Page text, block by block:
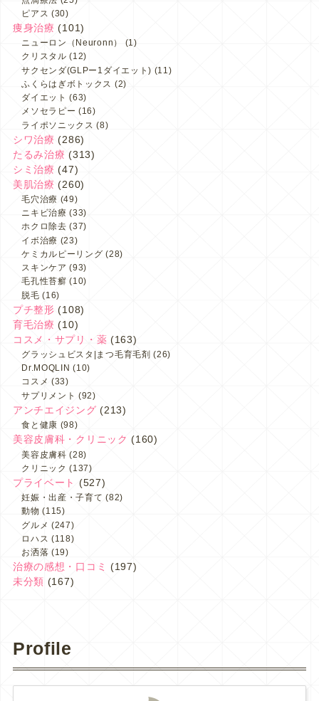
ピアス (30)
痩身治療 (101)
ニューロン（Neuronn）
(1)
クリスタル (12)
サクセンダ(GLPー1ダイエット) (11)
ふくらはぎボトックス (2)
ダイエット (63)
メソセラピー (16)
ライポソニックス (8)
シワ治療 (286)
たるみ治療 (313)
シミ治療 (47)
美肌治療 (260)
毛穴治療 (49)
ニキビ治療 (33)
ホクロ除去 (37)
イボ治療 (23)
ケミカルピーリング (28)
スキンケア (93)
毛孔性苔癬 (10)
脱毛 (16)
プチ整形 (108)
育毛治療 (10)
コスメ・サプリ・薬 (163)
グラッシュビスタ|まつ毛育毛剤 (26)
Dr.MOQLIN (10)
コスメ (33)
サプリメント (92)
アンチエイジング (213)
食と健康 (98)
美容皮膚科・クリニック (160)
美容皮膚科 (28)
クリニック (137)
プライベート (527)
妊娠・出産・子育て (82)
動物 (115)
グルメ (247)
ロハス (118)
お洒落 (19)
治療の感想・口コミ
(197)
未分類 (167)
Profile